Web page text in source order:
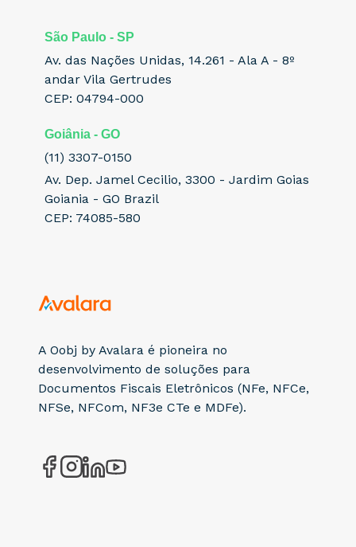
A Oobj by Avalara é pioneira no
desenvolvimento de soluções para
Documentos Fiscais Eletrônicos (NFe, NFCe,
NFSe, NFCom, NF3e CTe e MDFe).
São Paulo - SP
Av. das Nações Unidas, 14.261 - Ala A - 8º
andar Vila Gertrudes
CEP: 04794-000
Goiânia - GO
(11) 3307-0150
Av. Dep. Jamel Cecilio, 3300 - Jardim Goias
Goiania - GO Brazil
CEP: 74085-580